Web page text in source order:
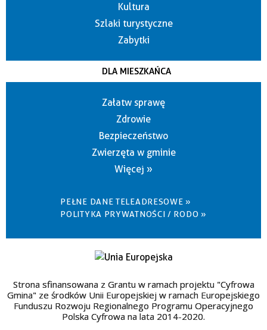
Kultura
Szlaki turystyczne
Zabytki
DLA MIESZKAŃCA
Załatw sprawę
Zdrowie
Bezpieczeństwo
Zwierzęta w gminie
Więcej »
PEŁNE DANE TELEADRESOWE »
POLITYKA PRYWATNOŚCI / RODO »
Strona sfinansowana z Grantu w ramach projektu "Cyfrowa
Gmina" ze środków Unii Europejskiej w ramach Europejskiego
Funduszu Rozwoju Regionalnego Programu Operacyjnego
Polska Cyfrowa na lata 2014-2020.